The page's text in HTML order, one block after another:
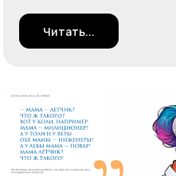
Читать...